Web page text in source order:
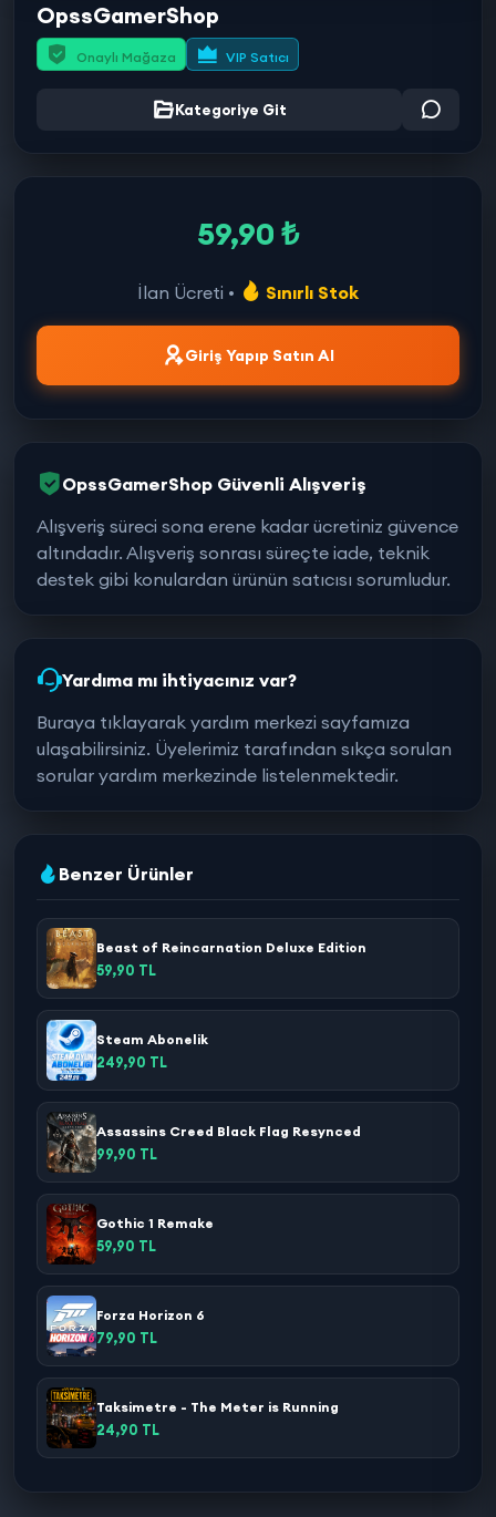
OpssGamerShop
Onaylı Mağaza VIP Satıcı
Kategoriye Git
59,90 ₺
İlan Ücreti • Sınırlı Stok
Giriş Yapıp Satın Al
OpssGamerShop Güvenli Alışveriş
Alışveriş süreci sona erene kadar ücretiniz güvence
altındadır. Alışveriş sonrası süreçte iade, teknik
destek gibi konulardan ürünün satıcısı sorumludur.
Yardıma mı ihtiyacınız var?
Buraya tıklayarak yardım merkezi sayfamıza
ulaşabilirsiniz. Üyelerimiz tarafından sıkça sorulan
sorular yardım merkezinde listelenmektedir.
Benzer Ürünler
Beast of Reincarnation Deluxe Edition
59,90 TL
Steam Abonelik
249,90 TL
Assassins Creed Black Flag Resynced
99,90 TL
Gothic 1 Remake
59,90 TL
Forza Horizon 6
79,90 TL
Taksimetre - The Meter is Running
24,90 TL